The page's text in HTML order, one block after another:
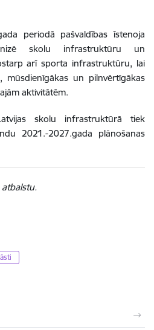
periodā pašvaldības īstenoja
skolu infrastruktūru un
arī sporta infrastruktūru, lai
mūsdienīgākas un pilnvērtīgākas
aktivitātēm.
skolu infrastruktūrā tiek
2021.-2027.gada plānošanas